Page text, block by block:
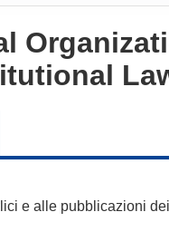
e alle pubblicazioni